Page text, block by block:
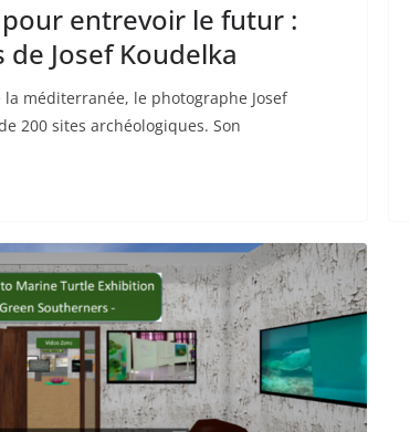
entrevoir le futur :
de Josef Koudelka
méditerranée, le photographe Josef
200 sites archéologiques. Son